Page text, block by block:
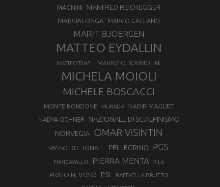
MAGNINI MANFRED REICHEGGER
MARCIALONGA MARCO GALLIANO
MARIT BJOERGEN
MATTEO EYDALLIN
MATTEO TANEL MAURIZIO BORMOLINI
MICHELA MOIOLI
MICHELE BOSCACCI
MONTE BONDONE MURADA NADIR MAGUET
NADYA OCHNER
NAZIONALE DI SCIALPINISMO
NORVEGIA
OMAR VISINTIN
PASSO DEL TONALE PELLEGRINO PGS
PIANCAVALLO PIERRA MENTA PILA
PRATO NEVOSO PSL RAFFAELLA BRUTTO